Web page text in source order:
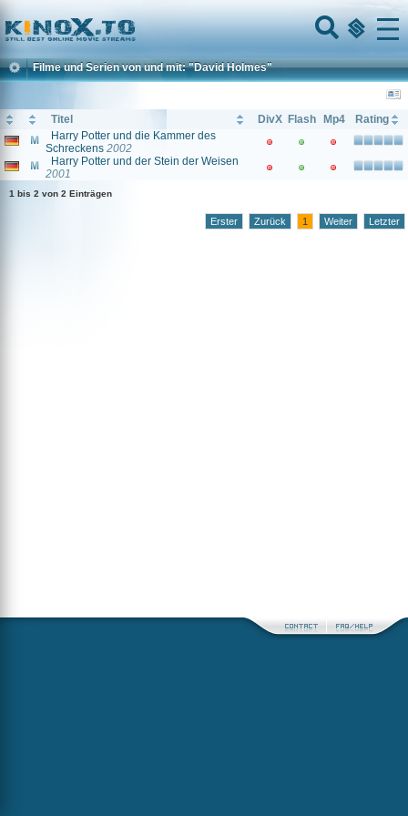
Home
Menu
Filme und Serien von und mit: "David Holmes"
Titel DivX Flash Mp4
Rating
Harry Potter und die Kammer des
Schreckens 2002
Harry Potter und der Stein der Weisen
2001
1 bis 2 von 2 Einträgen
Erster Zurück 1 Weiter Letzter